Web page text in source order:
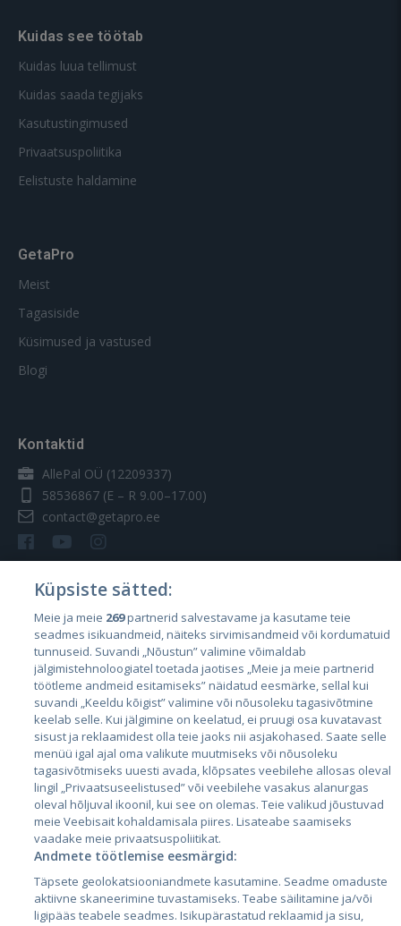
Kuidas see töötab
Kuidas luua tellimust
Kuidas saada tegijaks
Kasutustingimused
Privaatsuspoliitika
Eelistuste haldamine
GetaPro
Meist
Tagasiside
Küsimused ja vastused
Blogi
Kontaktid
AllePal OÜ (12209337)
58536867 (E – R 9.00–17.00)
contact@getapro.ee
Riigid
Eesti
Läti
Leedu
City24.lv
City24.ee
GetaPro.lv
CVbankas.lt
Kainos.lt
Paslaugos.lt
Küpsiste sätted:
Meie ja meie 269partnerid salvestavame ja kasutame teie
seadmes isikuandmeid, näiteks sirvimisandmeid või kordumatuid
tunnuseid. Suvandi „Nõustun” valimine võimaldab
jälgimistehnoloogiatel toetada jaotises „Meie ja meie partnerid
töötleme andmeid esitamiseks” näidatud eesmärke, sellal kui
suvandi „Keeldu kõigist” valimine või nõusoleku tagasivõtmine
keelab selle. Kui jälgimine on keelatud, ei pruugi osa kuvatavast
sisust ja reklaamidest olla teie jaoks nii asjakohased. Saate selle
menüü igal ajal oma valikute muutmiseks või nõusoleku
tagasivõtmiseks uuesti avada, klõpsates veebilehe allosas oleval
lingil „Privaatsuseelistused” või veebilehe vasakus alanurgas
oleval hõljuval ikoonil, kui see on olemas. Teie valikud jõustuvad
meie Veebisait kohaldamisala piires. Lisateabe saamiseks
vaadake meie privaatsuspoliitikat.
Andmete töötlemise eesmärgid:
Täpsete geolokatsiooniandmete kasutamine. Seadme omaduste
aktiivne skaneerimine tuvastamiseks. Teabe säilitamine ja/või
ligipääs teabele seadmes. Isikupärastatud reklaamid ja sisu,